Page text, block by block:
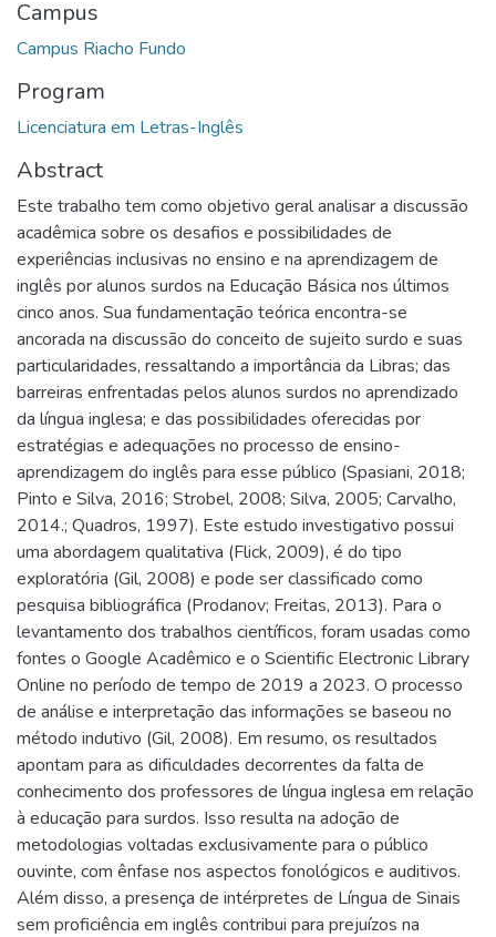
Campus
Campus Riacho Fundo
Program
Licenciatura em Letras-Inglês
Abstract
Este trabalho tem como objetivo geral analisar a discussão
acadêmica sobre os desafios e possibilidades de
experiências inclusivas no ensino e na aprendizagem de
inglês por alunos surdos na Educação Básica nos últimos
cinco anos. Sua fundamentação teórica encontra-se
ancorada na discussão do conceito de sujeito surdo e suas
particularidades, ressaltando a importância da Libras; das
barreiras enfrentadas pelos alunos surdos no aprendizado
da língua inglesa; e das possibilidades oferecidas por
estratégias e adequações no processo de ensino-
aprendizagem do inglês para esse público (Spasiani, 2018;
Pinto e Silva, 2016; Strobel, 2008; Silva, 2005; Carvalho,
2014.; Quadros, 1997). Este estudo investigativo possui
uma abordagem qualitativa (Flick, 2009), é do tipo
exploratória (Gil, 2008) e pode ser classificado como
pesquisa bibliográfica (Prodanov; Freitas, 2013). Para o
levantamento dos trabalhos científicos, foram usadas como
fontes o Google Acadêmico e o Scientific Electronic Library
Online no período de tempo de 2019 a 2023. O processo
de análise e interpretação das informações se baseou no
método indutivo (Gil, 2008). Em resumo, os resultados
apontam para as dificuldades decorrentes da falta de
conhecimento dos professores de língua inglesa em relação
à educação para surdos. Isso resulta na adoção de
metodologias voltadas exclusivamente para o público
ouvinte, com ênfase nos aspectos fonológicos e auditivos.
Além disso, a presença de intérpretes de Língua de Sinais
sem proficiência em inglês contribui para prejuízos na